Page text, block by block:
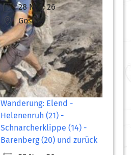
28 Nov. 26
Goslar
Wanderung: Elend -
Helenenruh (21) -
Schnarcherklippe (14) -
Barenberg (20) und zurück